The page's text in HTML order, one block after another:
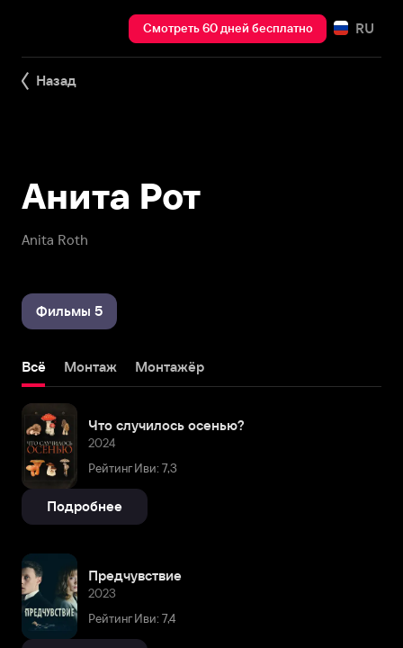
Смотреть 60 дней бесплатно RU
Назад
Anita Roth
Анита Рот
Фильмы 5
Всё Монтаж Монтажёр
Что случилось осенью?
2024
Рейтинг Иви: 7,3
Подробнее
Предчувствие
2023
Рейтинг Иви: 7,4